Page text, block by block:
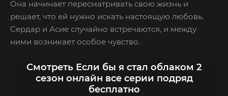
Она начинает пересматривать свою жизнь и
решает, что ей нужно искать настоящую любовь.
Сердар и Асие случайно встречаются, и между
ними возникает особое чувство.
Смотреть Если бы я стал облаком 2
сезон онлайн все серии подряд
бесплатно